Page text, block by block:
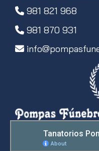
981 821 968
981 870 931
info